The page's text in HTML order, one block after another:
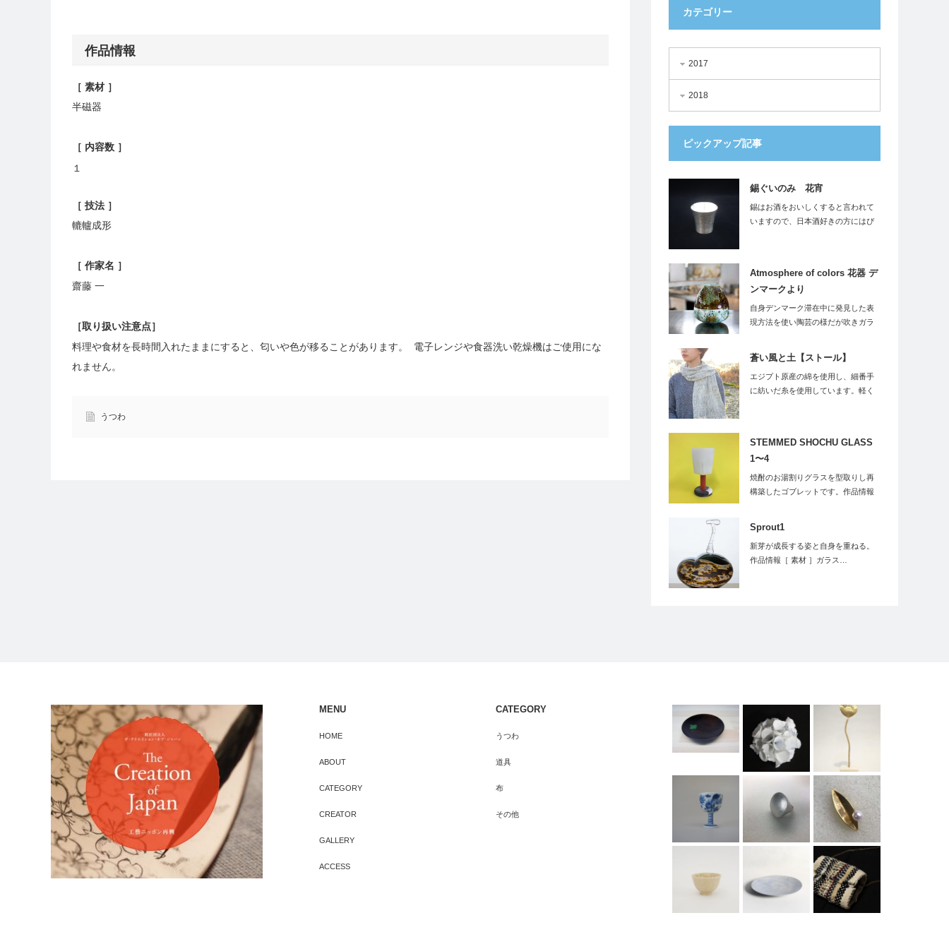
作品情報
［ 素材 ］
半磁器
［ 内容数 ］
１
［ 技法 ］
轆轤成形
［ 作家名 ］
齋藤 一
［取り扱い注意点］
料理や食材を長時間入れたままにすると、匂いや色が移ることがあります。 電子レンジや食器洗い乾燥機はご使用にな
れません。
うつわ
カテゴリー
2017
2018
ピックアップ記事
錫ぐいのみ 花宵
錫はお酒をおいしくすると言われて
いますので、日本酒好きの方にはぴ
Atmosphere of colors 花器 デ
ンマークより
自身デンマーク滞在中に発見した表
現方法を使い陶芸の様だが吹きガラ
蒼い風と土【ストール】
エジプト原産の綿を使用し、細番手
に紡いだ糸を使用しています。軽く
STEMMED SHOCHU GLASS
1〜4
焼酎のお湯割りグラスを型取りし再
構築したゴブレットです。作品情報
Sprout1
新芽が成長する姿と自身を重ねる。
作品情報［ 素材 ］ガラス…
MENU
HOME
ABOUT
CATEGORY
CREATOR
GALLERY
ACCESS
CATEGORY
うつわ
道具
布
その他